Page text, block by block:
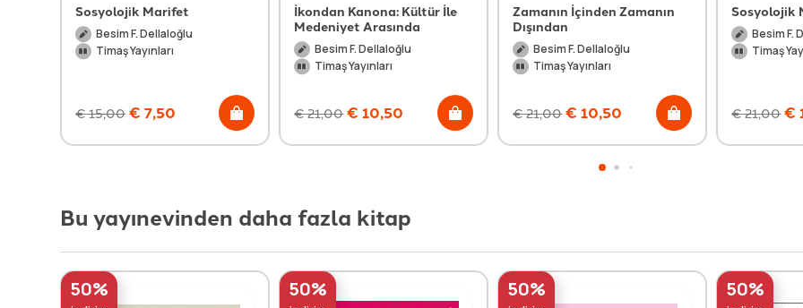
Sosyolojik Marifet
Besim F. Dellaloğlu
Timaş Yayınları
€15,00 € 7,50
İkondan Kanona: Kültür İle
Medeniyet Arasında
Besim F. Dellaloğlu
Timaş Yayınları
€21,00 € 10,50
Zamanın İçinden Zamanın
Dışından
Besim F. Dellaloğlu
Timaş Yayınları
€21,00 € 10,50
Sosyolojik
Besim F.
Timaş
€21,00 €
Bu yayınevinden daha fazla kitap
50% 50% 50% 50%